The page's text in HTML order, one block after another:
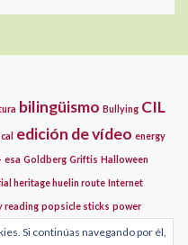
bilingüismo Bullying CIL
edición de vídeo energy
esa Goldberg Griftis Halloween
heritage huelin route Internet
reading popsicle sticks power
proyectos recursos Rube
Si continúas navegando por él,